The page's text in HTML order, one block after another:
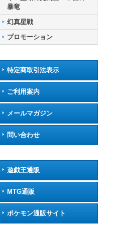
暴竜
幻真星戦
プロモーション
特定商取引法表示
ご利用案内
メールマガジン
問い合わせ
遊戯王通販
MTG通販
ポケモン通販サイト